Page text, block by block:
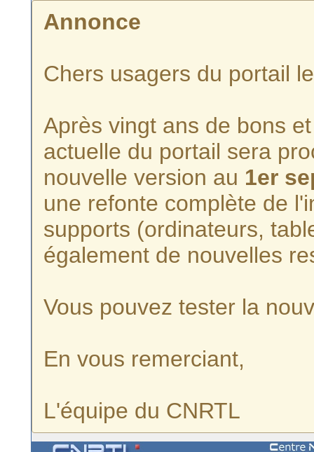
Annonce
Chers usagers du portail
Après vingt ans de bons
actuelle du portail sera
nouvelle version au 1er
une refonte complète de
supports (ordinateurs,
également de nouvelles
Vous pouvez tester la
En vous remerciant,
L'équipe du CNRTL